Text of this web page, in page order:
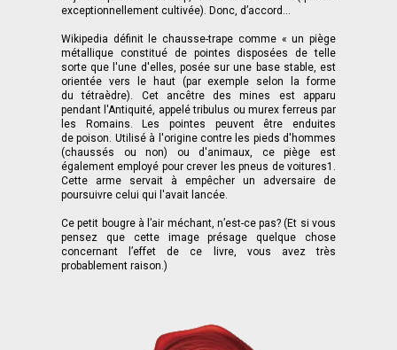
exceptionnellement cultivée). Donc, d’accord...
Wikipedia définit le chausse-trape comme « un piège
métallique constitué de pointes disposées de telle
sorte que l'une d'elles, posée sur une base stable, est
orientée vers le haut (par exemple selon la forme
du tétraèdre). Cet ancêtre des mines est apparu
pendant l'Antiquité, appelé tribulus ou murex ferreus par
les Romains. Les pointes peuvent être enduites
de poison. Utilisé à l'origine contre les pieds d'hommes
(chaussés ou non) ou d'animaux, ce piège est
également employé pour crever les pneus de voitures1.
Cette arme servait à empêcher un adversaire de
poursuivre celui qui l'avait lancée.
Ce petit bougre à l’air méchant, n’est-ce pas? (Et si vous
pensez que cette image présage quelque chose
concernant l’effet de ce livre, vous avez très
probablement raison.)